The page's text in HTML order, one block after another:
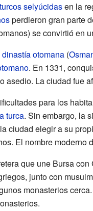
turcos selyúcidasen la
perdieron gran parte
se convirtió en
dinastía otomana(
. En 1331,
asedio. La ciudad fue
para los
turca. Sin embargo, la
ciudad elegir a su
El nombre moderno
que une Bursa
junto con
monasterios